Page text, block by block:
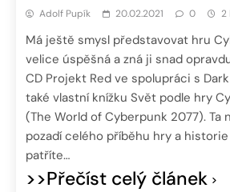
Adolf Pupík 20.02.2021 0 2
Má ještě smysl představovat hru
velice úspěšná a zná ji snad
CD Projekt Red ve spolupráci s
také vlastní knížku Svět podle hry
(The World of Cyberpunk 2077). Ta
pozadí celého příběhu hry a
patříte…
>>Přečíst celý článek